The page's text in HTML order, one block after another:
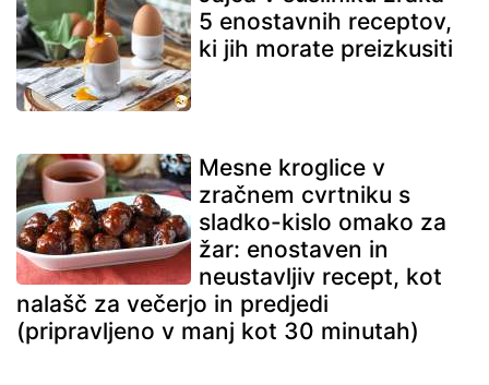
5 enostavnih receptov,
ki jih morate preizkusiti
Mesne kroglice v
zračnem cvrtniku s
sladko-kislo omako za
žar: enostaven in
neustavljiv recept, kot
nalašč za večerjo in predjedi
(pripravljeno v manj kot 30 minutah)